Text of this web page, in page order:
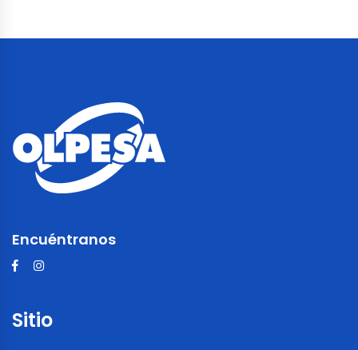
Encuéntranos
Sitio